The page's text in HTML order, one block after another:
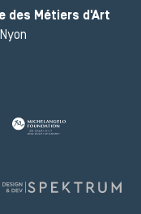
des Métiers d'Art